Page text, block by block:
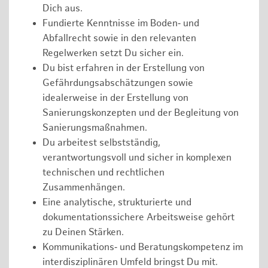
Dich aus.
Fundierte Kenntnisse im Boden‑ und
Abfallrecht sowie in den relevanten
Regelwerken setzt Du sicher ein.
Du bist erfahren in der Erstellung von
Gefährdungsabschätzungen sowie
idealerweise in der Erstellung von
Sanierungskonzepten und der Begleitung von
Sanierungsmaßnahmen.
Du arbeitest selbstständig,
verantwortungsvoll und sicher in komplexen
technischen und rechtlichen
Zusammenhängen.
Eine analytische, strukturierte und
dokumentationssichere Arbeitsweise gehört
zu Deinen Stärken.
Kommunikations‑ und Beratungskompetenz im
interdisziplinären Umfeld bringst Du mit.